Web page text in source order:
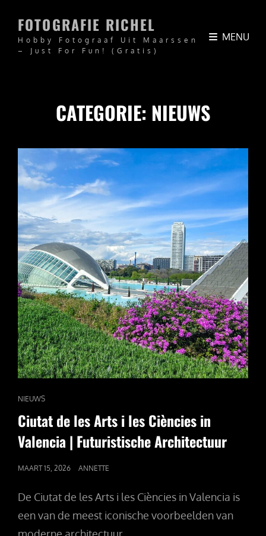
FOTOGRAFIE RICHEL
Hobby Fotograaf Uit Maarssen
– Just For Fun! (Gratis)
MENU
CATEGORIE: NIEUWS
CAT
LINKS
NIEUWS
Ciutat de les Arts i les Ciències in
Valencia | Futuristische Architectuur
GEPUBLICEERD
MAART 15, 2026 ANNETTE
De Ciutat de les Arts i les Ciències in Valencia is
een van de meest iconische voorbeelden van